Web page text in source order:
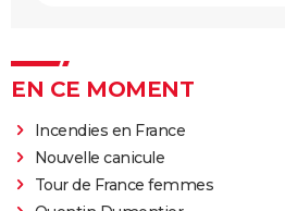
EN CE MOMENT
Incendies en France
Nouvelle canicule
Tour de France femmes